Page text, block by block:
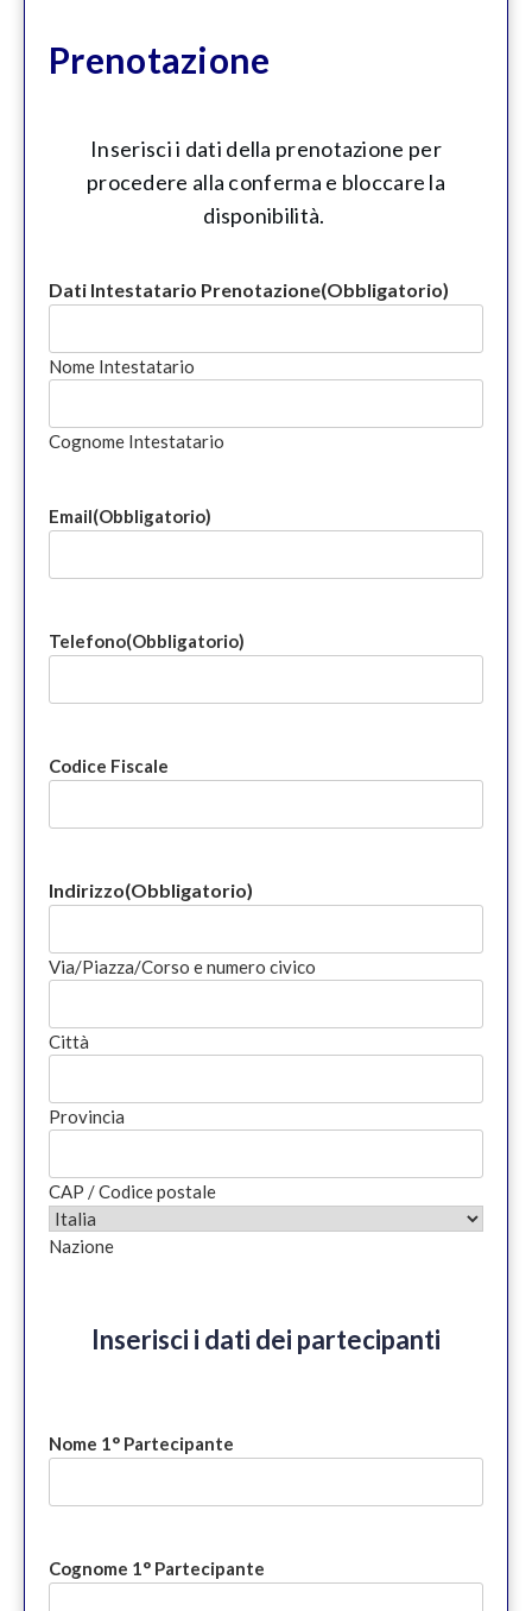
Prenotazione
Inserisci i dati della prenotazione per
procedere alla conferma e bloccare la
disponibilità.
Dati Intestatario Prenotazione(Obbligatorio)
Nome Intestatario
Cognome Intestatario
Email(Obbligatorio)
Telefono(Obbligatorio)
Codice Fiscale
Indirizzo(Obbligatorio)
Via/Piazza/Corso e numero civico
Città
Provincia
CAP / Codice postale
Nazione
Inserisci i dati dei partecipanti
Nome 1° Partecipante
Cognome 1° Partecipante